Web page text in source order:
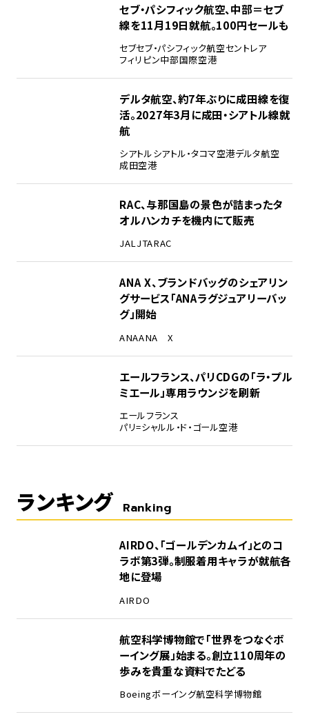
セブ・パシフィック航空、中部＝セブ
線を11月19日就航。100円セールも
セブセブ・パシフィック航空セントレア
フィリピン中部国際空港
デルタ航空、約7年ぶりに成田線を復
活。2027年3月に成田・シアトル線就
航
シアトルシアトル・タコマ空港デルタ航空
成田空港
RAC、与那国島の景色が詰まったタ
オルハンカチを機内にて販売
JALJTARAC
ANA X、ブランドバッグのシェアリン
グサービス「ANAラグジュアリーバッ
グ」開始
ANAANA X
エールフランス、パリCDGの「ラ・プル
ミエール」専用ラウンジを刷新
エールフランス
パリ=シャルル・ド・ゴール空港
ランキング Ranking
AIRDO、「ゴールデンカムイ」とのコ
ラボ第3弾。制服着用キャラが就航各
地に登場
AIRDO
航空科学博物館で「世界をつなぐボ
ーイング展」始まる。創立110周年の
歩みを貴重な資料でたどる
Boeingボーイング航空科学博物館